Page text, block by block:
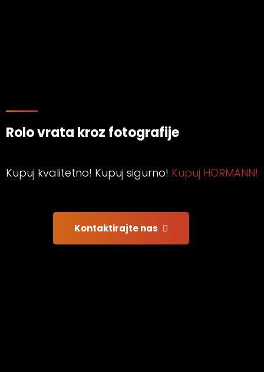
Rolo vrata kroz fotografije
Kupuj kvalitetno! Kupuj sigurno! Kupuj HORMANN!
Kontaktirajte nas